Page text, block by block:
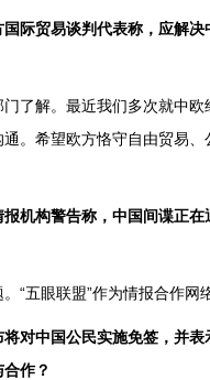
际贸易谈判代表称，应解
了解。最近我们多次就中
。希望欧方恪守自由贸易
机构警告称，中国间谍正
“五眼联盟”作为情报合作
对中国公民实施免签，并
作？